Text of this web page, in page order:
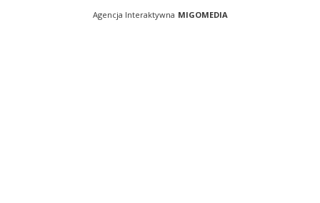
Agencja Interaktywna MIGOMEDIA